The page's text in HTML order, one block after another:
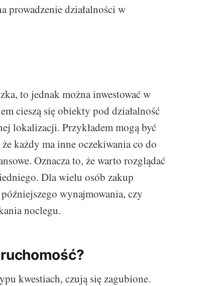
prowadzenie działalności w
to jednak można inwestować w
cieszą się obiekty pod działalność
lokalizacji. Przykładem mogą być
każdy ma inne oczekiwania co do
Oznacza to, że warto rozglądać
Dla wielu osób zakup
wynajmowania, czy
noclegu.
kwestiach, czują się zagubione.